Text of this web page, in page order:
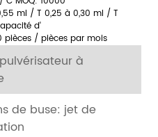
ml / T 0,25 à 0,30 ml / T
d'
pièces / pièces par mois
à
de buse: jet de